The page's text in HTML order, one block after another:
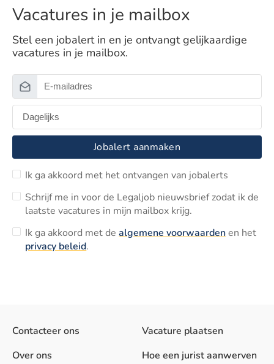
Vacatures in je mailbox
Stel een jobalert in en je ontvangt gelijkaardige
vacatures in je mailbox.
Jobalert aanmaken
Ik ga akkoord met het ontvangen van jobalerts
Schrijf me in voor de Legaljob nieuwsbrief zodat ik de
laatste vacatures in mijn mailbox krijg.
Ik ga akkoord met dealgemene voorwaardenen het
privacy beleid.
Contacteer ons
Over ons
Vacature plaatsen
Hoe een jurist aanwerven